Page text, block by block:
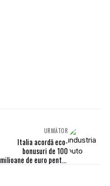
URMĂTOR
Italia acordă eco-
bonusuri de 100
milioane de euro pentru